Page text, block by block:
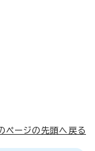
ページの先頭へ戻る